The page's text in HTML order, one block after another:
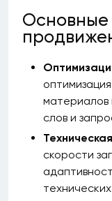
Основные
материалов
слов и
скорости